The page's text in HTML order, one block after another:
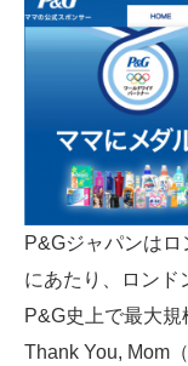
P&Gジャパンは
にあたり、ロンド
P&G史上で最大
Thank You, Mom